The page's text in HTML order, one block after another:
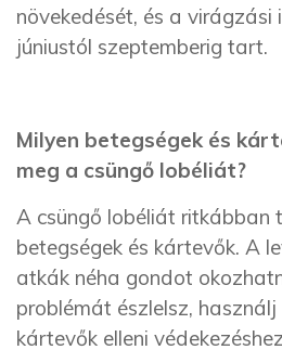
növekedését, és a
júniustól szeptemberig tart.
Milyen betegségek és
meg a csüngő lobéliát?
A csüngő lobéliát ritkábban
betegségek és kártevők. A
atkák néha gondot
problémát észlelsz,
kártevők elleni